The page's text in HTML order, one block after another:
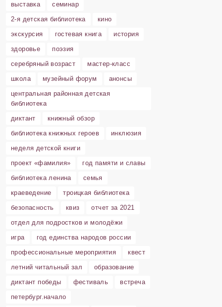
выставка
семинар
2-я детская библиотека
кино
экскурсия
гостевая книга
история
здоровье
поэзия
серебряный возраст
мастер-класс
школа
музейный форум
анонсы
центральная районная детская
библиотека
диктант
книжный обзор
библиотека книжных героев
инклюзия
неделя детской книги
проект «фамилия»
год памяти и славы
библиотека ленина
семья
краеведение
троицкая библиотека
безопасность
квиз
отчет за 2021
отдел для подростков и молодёжи
игра
год единства народов россии
профессиональные мероприятия
квест
летний читальный зал
образование
диктант победы
фестиваль
встреча
петербург.начало